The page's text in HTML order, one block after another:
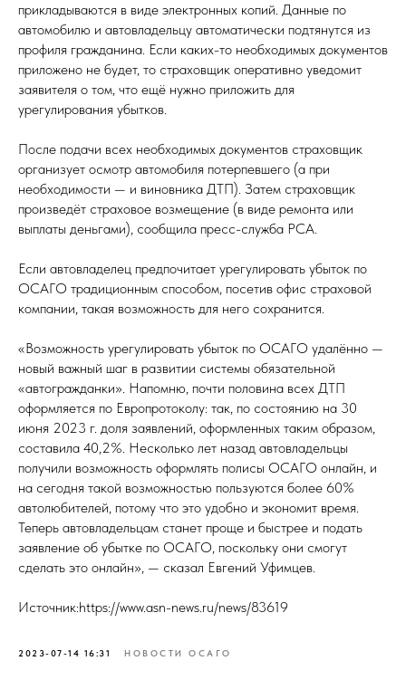
прикладываются в виде электронных копий. Данные по
автомобилю и автовладельцу автоматически подтянутся из
профиля гражданина. Если каких-то необходимых документов
приложено не будет, то страховщик оперативно уведомит
заявителя о том, что ещё нужно приложить для
урегулирования убытков.
После подачи всех необходимых документов страховщик
организует осмотр автомобиля потерпевшего (а при
необходимости — и виновника ДТП). Затем страховщик
произведёт страховое возмещение (в виде ремонта или
выплаты деньгами), сообщила пресс-служба РСА.
Если автовладелец предпочитает урегулировать убыток по
ОСАГО традиционным способом, посетив офис страховой
компании, такая возможность для него сохранится.
«Возможность урегулировать убыток по ОСАГО удалённо —
новый важный шаг в развитии системы обязательной
«автогражданки». Напомню, почти половина всех ДТП
оформляется по Европротоколу: так, по состоянию на 30
июня 2023 г. доля заявлений, оформленных таким образом,
составила 40,2%. Несколько лет назад автовладельцы
получили возможность оформлять полисы ОСАГО онлайн, и
на сегодня такой возможностью пользуются более 60%
автолюбителей, потому что это удобно и экономит время.
Теперь автовладельцам станет проще и быстрее и подать
заявление об убытке по ОСАГО, поскольку они смогут
сделать это онлайн», — сказал Евгений Уфимцев.
Источник:https://www.asn-news.ru/news/83619
2023-07-14 16:31 НОВОСТИ ОСАГО